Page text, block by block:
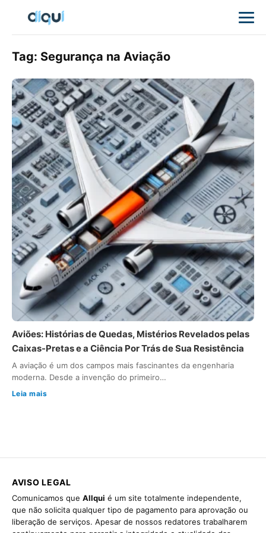
Tag: Segurança na Aviação
Aviões: Histórias de Quedas, Mistérios Revelados pelas
Caixas-Pretas e a Ciência Por Trás de Sua Resistência
A aviação é um dos campos mais fascinantes da engenharia
moderna. Desde a invenção do primeiro…
Leia mais
AVISO LEGAL
Comunicamos que Allqui é um site totalmente independente,
que não solicita qualquer tipo de pagamento para aprovação ou
liberação de serviços. Apesar de nossos redatores trabalharem